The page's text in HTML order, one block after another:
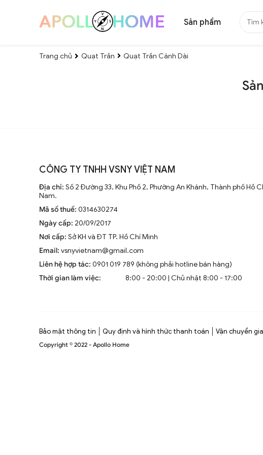
Sản phẩm
Trang chủ Quạt Trần Quạt Trần Cánh Dài
CÔNG TY TNHH VSNY VIỆT NAM
Địa chỉ: Số 2 Đường 33, Khu Phố 2, Phường An Khánh, Thành phố Hồ
Nam.
Mã số thuế: 0314630274
Ngày cấp: 20/09/2017
Nơi cấp: Sở KH và ĐT TP. Hồ Chí Minh
Email: vsnyvietnam@gmail.com
Liên hệ hợp tác: 0901 019 789 (không phải hotline bán hàng)
Thời gian làm việc:
8:00 - 20:00 | Chủ nhật 8:00 - 17:00
Bảo mật thông tin Quy định và hình thức thanh toán Vận chuyển
Copyright © 2022 - Apollo Home